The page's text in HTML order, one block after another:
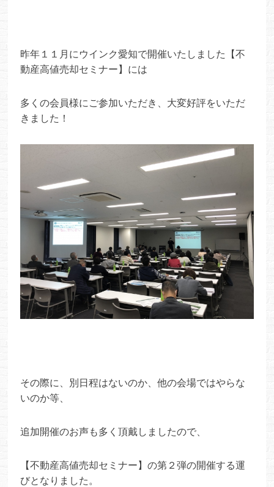
昨年１１月にウインク愛知で開催いたしました【不
動産高値売却セミナー】には
多くの会員様にご参加いただき、大変好評をいただ
きました！
その際に、別日程はないのか、他の会場ではやらな
いのか等、
追加開催のお声も多く頂戴しましたので、
【不動産高値売却セミナー】の第２弾の開催する運
びとなりました。